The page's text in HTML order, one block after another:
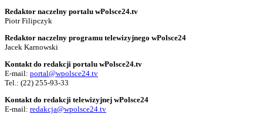
Redaktor naczelny portalu wPolsce24.tv
Piotr Filipczyk
Redaktor naczelny programu telewizyjnego wPolsce24
Jacek Karnowski
Kontakt do redakcji portalu wPolsce24.tv
E-mail: portal@wpolsce24.tv
Tel.: (22) 255-93-33
Kontakt do redakcji telewizyjnej wPolsce24
E-mail: redakcja@wpolsce24.tv